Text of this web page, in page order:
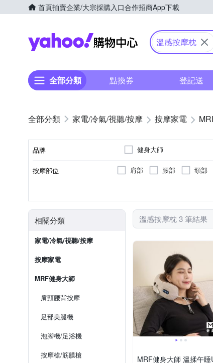
首頁拍賣企業/大宗採購入口合作招商App下載
Yahoo購物中心
溫感按摩枕
全部分類 點換券 登記送
家電/冷氣/視聽/按摩 按摩家電
品牌 健身大師
按摩部位 肩部 腰部 頸部
相關分類
家電/冷氣/視聽/按摩
按摩家電
MRF健身大師
肩頸腰背按摩
足部美腿機
泡腳機/足浴機
按摩槍/筋膜槍
溫感按摩枕 3 筆結果
MRF健身大師 溫揉午睡